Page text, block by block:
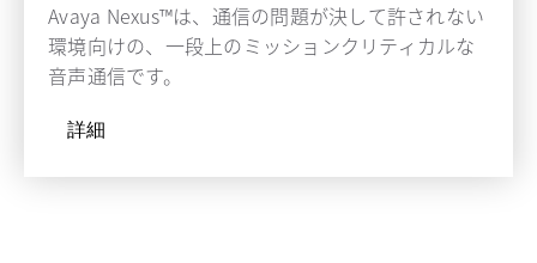
Avaya Nexus™は、通信の問題が決して許されない
環境向けの、一段上のミッションクリティカルな
音声通信です。
詳細